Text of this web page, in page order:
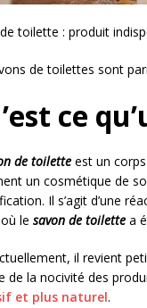
toilette : produit
de toilettes sont
ce
de toilette est un
un cosmétique de
Il s’agit d’une
le savon de toilette a
il revient
de la nocivité des
et plus naturel.